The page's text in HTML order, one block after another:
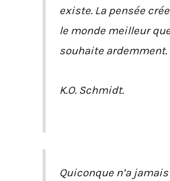
existe. La pensée
le monde meilleur
souhaite ardemment.
K.O. Schmidt.
Quiconque n’a